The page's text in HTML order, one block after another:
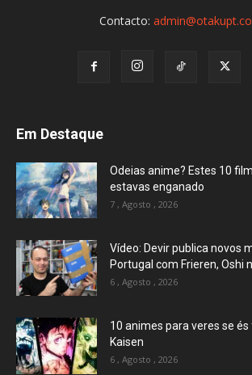
Contacto:
Em Destaque
Odeias anime? Estes 10
estavas enganado
7 , Agosto , 2026
Vídeo: Devir publica novos
Portugal com Frieren, Oshi
6 , Agosto , 2026
10 animes para veres se
Kaisen
6 , Agosto , 2026